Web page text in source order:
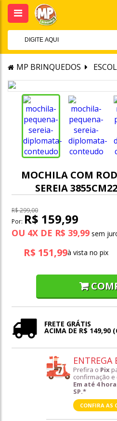
MP BRINQUEDOS
MOCHILA COM
SEREIA
R$ 299,00
Por: R$ 159,99
OU 4X DE R$ 39,99
R$ 151,99à vista no pix
FRETE GRÁTIS
ACIMA DE R$ 149,90
ENTREGA
Prefira o Pix
confirmação e
Em até 4
SP.*
CONFIRA AS